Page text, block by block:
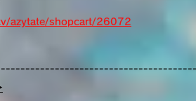
azytate/shopcart/26072